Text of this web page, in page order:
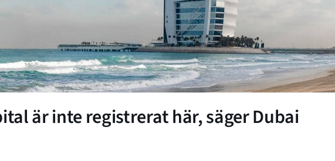
är inte registrerat här, säger Dubai